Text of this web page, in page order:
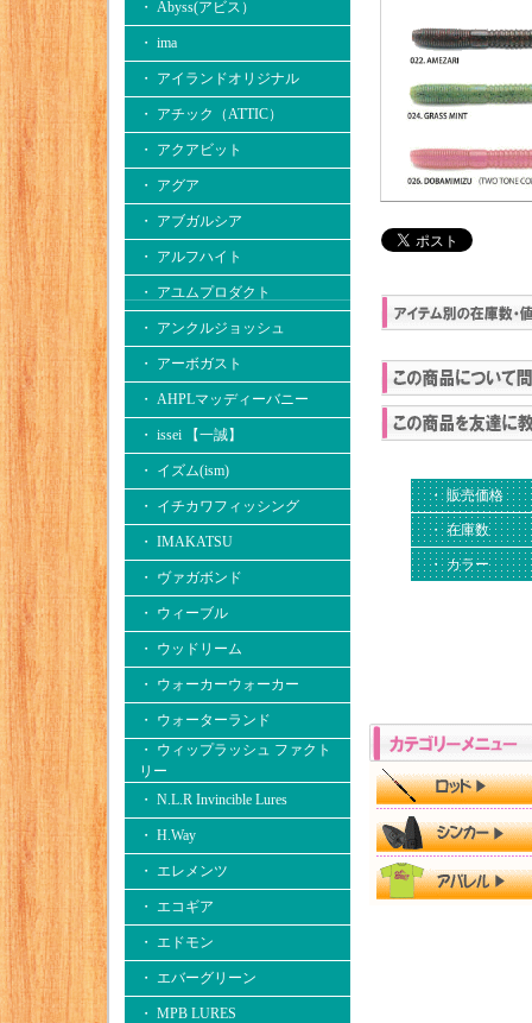
・ Abyss(アビス）
・ ima
・ アイランドオリジナル
・ アチック（ATTIC）
・ アクアビット
・ アグア
・ アブガルシア
・ アルフハイト
・ アユムプロダクト
・ アンクルジョッシュ
・ アーボガスト
・ AHPLマッディーバニー
・ issei 【一誠】
・ イズム(ism)
・ イチカワフィッシング
・ IMAKATSU
・ ヴァガボンド
・ ウィーブル
・ ウッドリーム
・ ウォーカーウォーカー
・ ウォーターランド
・ ウィップラッシュ ファクト
リー
・ N.L.R Invincible Lures
・ H.Way
・ エレメンツ
・ エコギア
・ エドモン
・ エバーグリーン
・ MPB LURES
・ 販売価格
・ 在庫数
・ カラー